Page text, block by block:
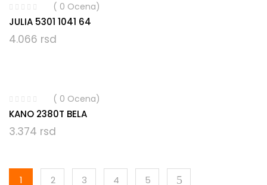
( 0 Ocena)
JULIA 5301 1041 64
4.066 rsd
( 0 Ocena)
KANO 2380T BELA
3.374 rsd
1 2 3 4 5